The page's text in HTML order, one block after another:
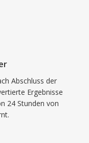
Abschluss der
Ergebnisse
24 Stunden von